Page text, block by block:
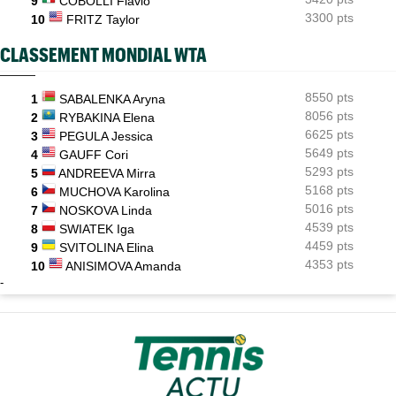
10
FRITZ Taylor 3300 pts
CLASSEMENT MONDIAL WTA
1 SABALENKA Aryna
8550 pts
2
RYBAKINA Elena
8056 pts
3
PEGULA Jessica
6625 pts
4
GAUFF Cori
5649 pts
5
ANDREEVA Mirra
5293 pts
6
MUCHOVA Karolina
5168 pts
7
NOSKOVA Linda
5016 pts
8
SWIATEK Iga
4539 pts
9
SVITOLINA Elina
4459 pts
10
ANISIMOVA Amanda 4353 pts
-